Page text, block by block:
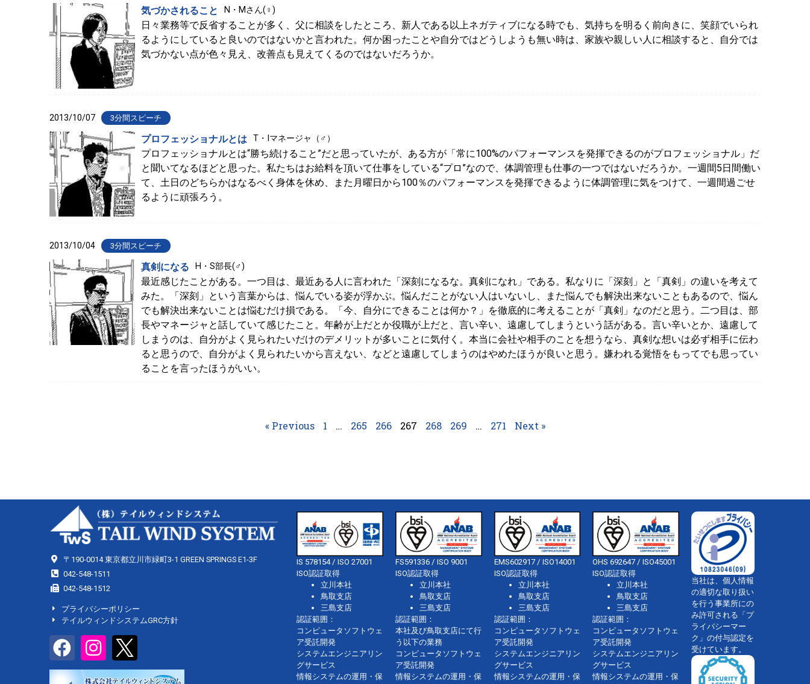
気づかされること N・Mさん(♀)
日々業務等で反省することが多く、父に相談をしたところ、新人である以上ネガティブになる時でも、気持ちを明るく前向きに、笑顔でいられ
るようにしていると良いのではないかと言われた。何か困ったことや自分ではどうしようも無い時は、家族や親しい人に相談すると、自分では
気づかない点が色々見え、改善点も見えてくるのではないだろうか。
2013/10/07 3分間スピーチ
プロフェッショナルとは T・Iマネージャ（♂）
プロフェッショナルとは“勝ち続けること”だと思っていたが、ある方が「常に100%のパフォーマンスを発揮できるのがプロフェッショナル」だ
と聞いてなるほどと思った。私たちはお給料を頂いて仕事をしている“プロ”なので、体調管理も仕事の一つではないだろうか。一週間5日間働い
て、土日のどちらかはなるべく身体を休め、また月曜日から100％のパフォーマンスを発揮できるように体調管理に気をつけて、一週間過ごせ
るように頑張ろう。
2013/10/04 3分間スピーチ
真剣になる H・S部長(♂)
最近感じたことがある。一つ目は、最近ある人に言われた「深刻になるな。真剣になれ」である。私なりに「深刻」と「真剣」の違いを考えて
みた。「深刻」という言葉からは、悩んでいる姿が浮かぶ。悩んだことがない人はいないし、また悩んでも解決出来ないこともあるので、悩ん
でも解決出来ないことは悩むだけ損である。「今、自分にできることは何か？」を徹底的に考えることが「真剣」なのだと思う。二つ目は、部
長やマネージャと話していて感じたこと。年齢が上だとか役職が上だと、言い辛い、遠慮してしまうという話がある。言い辛いとか、遠慮して
しまうのは、自分がよく見られたいだけのデメリットが多いことに気付く。本当に会社や相手のことを想うなら、真剣な想いは必ず相手に伝わ
ると思うので、自分がよく見られたいから言えない、などと遠慮してしまうのはやめたほうが良いと思う。嫌われる覚悟をもってでも思ってい
ることを言ったほうがいい。
« Previous 1 … 265 266 267 268 269 … 271 Next »
〒190-0014 東京都立川市緑町3-1 GREEN SPRINGS E1-3F
042-548-1511
042-548-1512
プライバシーポリシー
テイルウィンドシステムGRC方針
IS 578154 / ISO 27001
ISO認証取得
立川本社
鳥取支店
三島支店
認証範囲：
コンピュータソフトウェ
ア受託開発
システムエンジニアリン
グサービス
情報システムの運用・保
FS591336 / ISO 9001
ISO認証取得
立川本社
鳥取支店
三島支店
認証範囲：
本社及び鳥取支店にて行
う以下の業務
コンピュータソフトウェ
ア受託開発
情報システムの運用・保
EMS602917 / ISO14001
ISO認証取得
立川本社
鳥取支店
三島支店
認証範囲：
コンピュータソフトウェ
ア受託開発
システムエンジニアリン
グサービス
情報システムの運用・保
OHS 692647 / ISO45001
ISO認証取得
立川本社
鳥取支店
三島支店
認証範囲：
コンピュータソフトウェ
ア受託開発
システムエンジニアリン
グサービス
情報システムの運用・保
当社は、個人情報
の適切な取り扱い
を行う事業所にの
み許可される「プ
ライバシーマー
ク」の付与認定を
受けています。